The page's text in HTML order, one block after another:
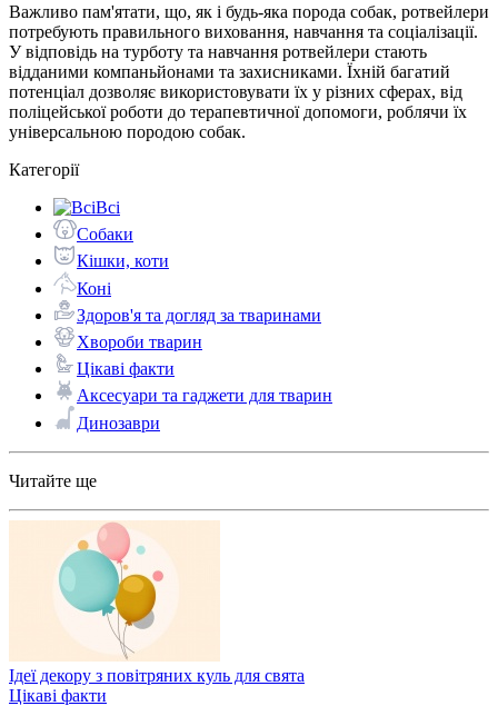
Важливо пам'ятати, що, як і будь-яка порода собак, ротвейлери
потребують правильного виховання, навчання та соціалізації.
У відповідь на турботу та навчання ротвейлери стають
відданими компаньйонами та захисниками. Їхній багатий
потенціал дозволяє використовувати їх у різних сферах, від
поліцейської роботи до терапевтичної допомоги, роблячи їх
універсальною породою собак.
Категорії
Всі
Собаки
Кішки, коти
Коні
Здоров'я та догляд за тваринами
Хвороби тварин
Цікаві факти
Аксесуари та гаджети для тварин
Динозаври
Читайте ще
Ідеї декору з повітряних куль для свята
Цікаві факти